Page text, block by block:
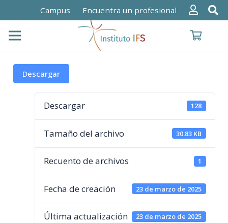
Campus Encuentra un profesional
Descargar
Descargar 128
Tamaño del archivo 30.83 KB
Recuento de archivos 1
Fecha de creación 23 de marzo de 2025
Última actualización 23 de marzo de 2025